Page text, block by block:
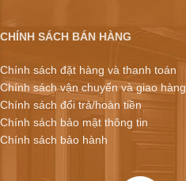
CHÍNH SÁCH BÁN HÀNG
Chính sách đặt hàng và thanh toán
Chính sách vận chuyển và giao hàng
Chính sách đổi trả/hoàn tiền
Chính sách bảo mật thông tin
Chính sách bảo hành